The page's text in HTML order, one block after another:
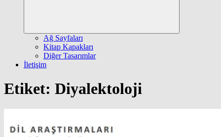
Ağ Sayfaları
Kitap Kapakları
Diğer Tasarımlar
İletişim
Etiket: Diyalektoloji